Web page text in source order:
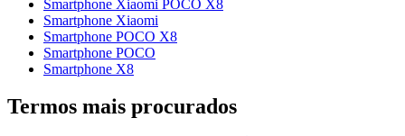
Smartphone Xiaomi POCO X8
Smartphone Xiaomi
Smartphone POCO X8
Smartphone POCO
Smartphone X8
Termos mais procurados